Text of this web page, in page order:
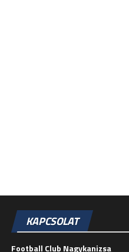
KAPCSOLAT
Football Club Nagykanizsa